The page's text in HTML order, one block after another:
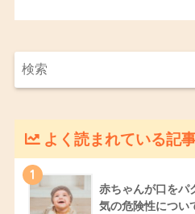
よく読まれている記
1
赤ちゃんが口をパ
気の危険性につい